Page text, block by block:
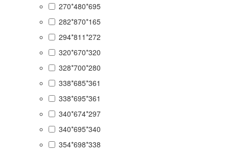
270*480*695
282*870*165
294*811*272
320*670*320
328*700*280
338*685*361
338*695*361
340*674*297
340*695*340
354*698*338